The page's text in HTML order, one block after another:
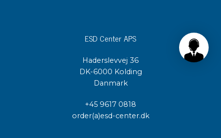
ESD Center APS
Haderslevvej 36
DK-6000 Kolding
Danmark
+45 9617 0818
order(a)esd-center.dk